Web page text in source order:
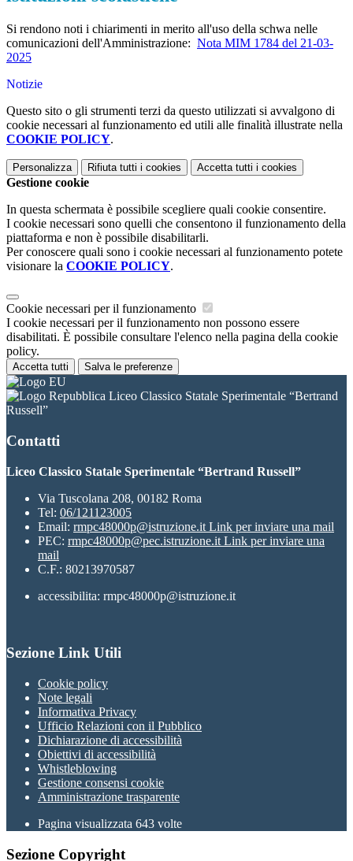
Si rendono noti i chiarimenti in merito all'uso della schwa nelle
comunicazioni dell'Amministrazione: Nota MIM 1784 del 21-03-
2025
Notizie
Questo sito o gli strumenti terzi da questo utilizzati si avvalgono di
cookie necessari al funzionamento ed utili alle finalità illustrate nella
COOKIE POLICY.
Personalizza Rifiuta tutti i cookies Accetta tutti i cookies
Gestione cookie
In questa schermata è possibile scegliere quali cookie consentire.
I cookie necessari sono quelli che consentono il funzionamento della
piattaforma e non è possibile disabilitarli.
Per conoscere quali sono i cookie necessari al funzionamento potete
visionare la COOKIE POLICY.
Cookie necessari per il funzionamento
I cookie necessari per il funzionamento non possono essere
disabilitati. È possibile consultare l'elenco nella pagina della cookie
policy.
Accetta tutti Salva le preferenze
Liceo Classico Statale Sperimentale “Bertrand
Russell”
Contatti
Liceo Classico Statale Sperimentale “Bertrand Russell”
Via Tuscolana 208, 00182 Roma
Tel: 06/121123005
Email: rmpc48000p@istruzione.it Link per inviare una mail
PEC: rmpc48000p@pec.istruzione.it Link per inviare una
mail
C.F.: 80213970587
accessibilita: rmpc48000p@istruzione.it
Sezione Link Utili
Cookie policy
Note legali
Informativa Privacy
Ufficio Relazioni con il Pubblico
Dichiarazione di accessibilità
Obiettivi di accessibilità
Whistleblowing
Gestione consensi cookie
Amministrazione trasparente
Pagina visualizzata 643 volte
Sezione Copyright